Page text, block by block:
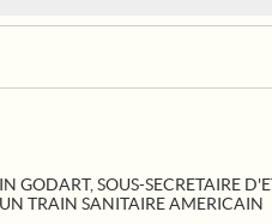
GODART, SOUS-SECRETAIRE
TRAIN SANITAIRE AMERICAIN